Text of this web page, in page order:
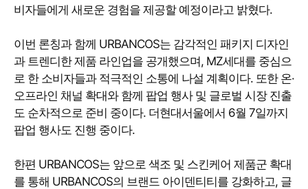
비자들에게 새로운 경험을 제공할 예정이라고 밝혔다.
이번 론칭과 함께 URBANCOS는 감각적인 패키지 디자인
과 트렌디한 제품 라인업을 공개했으며, MZ세대를 중심으
로 한 소비자들과 적극적인 소통에 나설 계획이다. 또한 온·
오프라인 채널 확대와 함께 팝업 행사 및 글로벌 시장 진출
도 순차적으로 준비 중이다. 더현대서울에서 6월 7일까지
팝업 행사도 진행 중이다.
한편 URBANCOS는 앞으로 색조 및 스킨케어 제품군 확대
를 통해 URBANCOS의 브랜드 아이덴티티를 강화하고, 글